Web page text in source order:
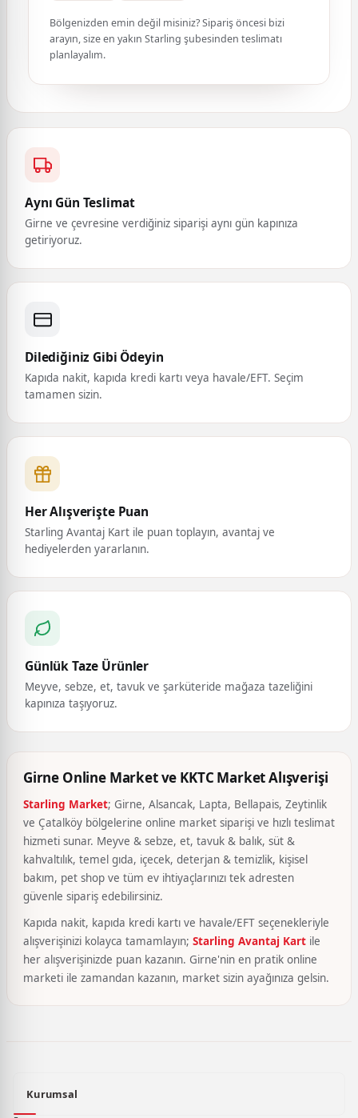
Bölgenizden emin değil misiniz? Sipariş öncesi bizi
arayın, size en yakın Starling şubesinden teslimatı
planlayalım.
Aynı Gün Teslimat
Girne ve çevresine verdiğiniz siparişi aynı gün kapınıza
getiriyoruz.
Dilediğiniz Gibi Ödeyin
Kapıda nakit, kapıda kredi kartı veya havale/EFT. Seçim
tamamen sizin.
Her Alışverişte Puan
Starling Avantaj Kart ile puan toplayın, avantaj ve
hediyelerden yararlanın.
Günlük Taze Ürünler
Meyve, sebze, et, tavuk ve şarküteride mağaza tazeliğini
kapınıza taşıyoruz.
Girne Online Market ve KKTC Market Alışverişi
Starling Market; Girne, Alsancak, Lapta, Bellapais, Zeytinlik
ve Çatalköy bölgelerine online market siparişi ve hızlı teslimat
hizmeti sunar. Meyve & sebze, et, tavuk & balık, süt &
kahvaltılık, temel gıda, içecek, deterjan & temizlik, kişisel
bakım, pet shop ve tüm ev ihtiyaçlarınızı tek adresten
güvenle sipariş edebilirsiniz.
Kapıda nakit, kapıda kredi kartı ve havale/EFT seçenekleriyle
alışverişinizi kolayca tamamlayın; Starling Avantaj Kart ile
her alışverişinizde puan kazanın. Girne'nin en pratik online
marketi ile zamandan kazanın, market sizin ayağınıza gelsin.
Kurumsal